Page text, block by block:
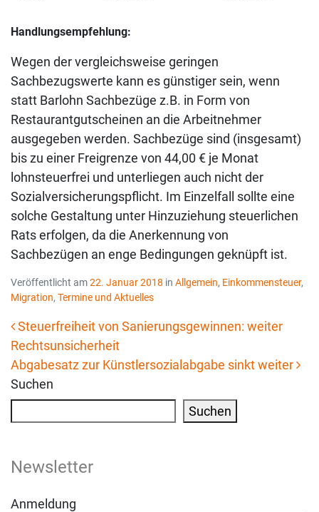
Handlungsempfehlung:
Wegen der vergleichsweise geringen
Sachbezugswerte kann es günstiger sein, wenn
statt Barlohn Sachbezüge z.B. in Form von
Restaurantgutscheinen an die Arbeitnehmer
ausgegeben werden. Sachbezüge sind (insgesamt)
bis zu einer Freigrenze von 44,00 € je Monat
lohnsteuerfrei und unterliegen auch nicht der
Sozialversicherungspflicht. Im Einzelfall sollte eine
solche Gestaltung unter Hinzuziehung steuerlichen
Rats erfolgen, da die Anerkennung von
Sachbezügen an enge Bedingungen geknüpft ist.
Veröffentlicht am22. Januar 2018 in Allgemein, Einkommensteuer,
Migration, Termine und Aktuelles
Beitrags-Navigation
Steuerfreiheit von Sanierungsgewinnen: weiter
Rechtsunsicherheit
Abgabesatz zur Künstlersozialabgabe sinkt weiter
Suchen
Suchen
Newsletter
Anmeldung